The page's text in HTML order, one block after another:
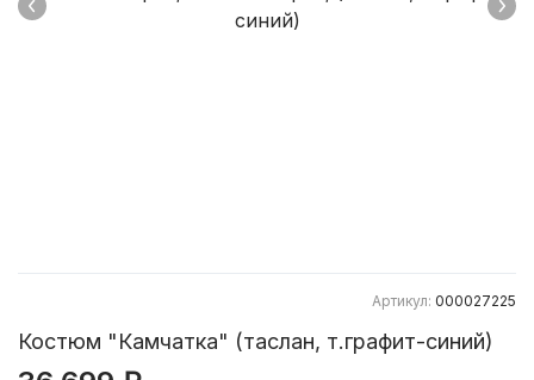
Артикул: 000027225
Костюм "Камчатка" (таслан, т.графит-синий)